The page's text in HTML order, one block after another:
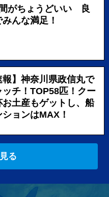
がちょうどいい 良
んな満足！
報】神奈川県政信丸で
ッチ！TOP58匹！クー
お土産もゲットし、船
ションはMAX！
る